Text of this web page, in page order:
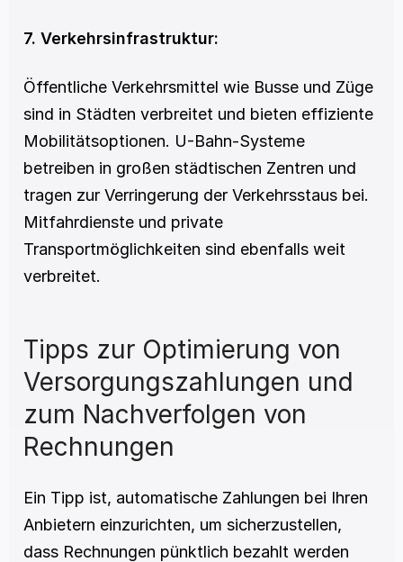
7. Verkehrsinfrastruktur:
Öffentliche Verkehrsmittel wie Busse und Züge
sind in Städten verbreitet und bieten effiziente
Mobilitätsoptionen. U-Bahn-Systeme
betreiben in großen städtischen Zentren und
tragen zur Verringerung der Verkehrsstaus bei.
Mitfahrdienste und private
Transportmöglichkeiten sind ebenfalls weit
verbreitet.
Tipps zur Optimierung von
Versorgungszahlungen und
zum Nachverfolgen von
Rechnungen
Ein Tipp ist, automatische Zahlungen bei Ihren
Anbietern einzurichten, um sicherzustellen,
dass Rechnungen pünktlich bezahlt werden